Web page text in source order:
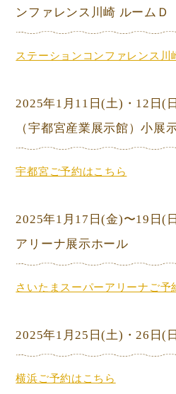
ンファレンス川崎 ルームＤ
ステーションコンファレンス川
2025年1月11日(土) ・12日(
（宇都宮産業展示館）小展
宇都宮ご予約はこちら
2025年1月17日(金)〜19日(
アリーナ展示ホール
さいたまスーパーアリーナご予
2025年1月25日(土) ・26日(
横浜ご予約はこちら